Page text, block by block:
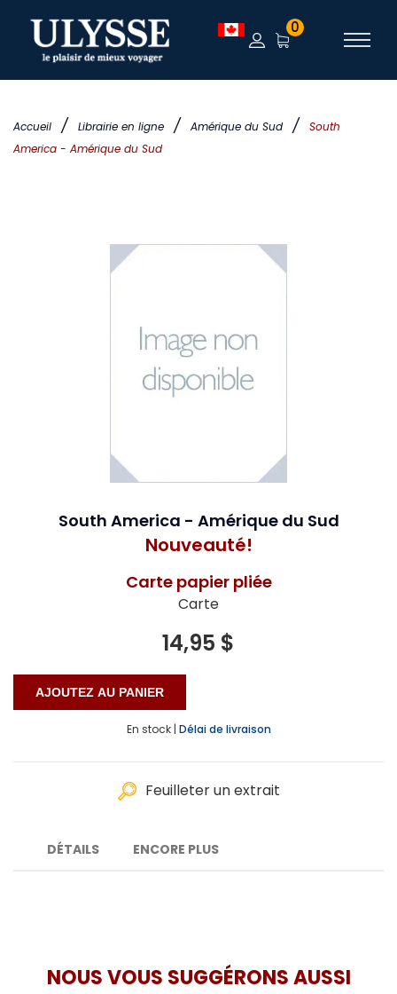
Accueil / Librairie en ligne / Amérique du Sud /
South
America - Amérique du Sud
0
South America - Amérique du Sud
Nouveauté!
Carte papier pliée
Carte
14,95 $
En stock | Délai de livraison
Feuilleter un extrait
DÉTAILS ENCORE PLUS
NOUS VOUS SUGGÉRONS AUSSI